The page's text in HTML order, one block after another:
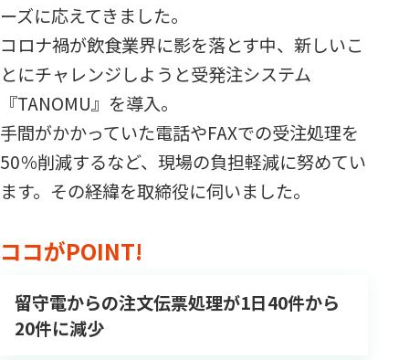
ーズに応えてきました。
コロナ禍が飲食業界に影を落とす中、新しいこ
とにチャレンジしようと受発注システム
『TANOMU』を導入。
手間がかかっていた電話やFAXでの受注処理を
50％削減するなど、現場の負担軽減に努めてい
ます。その経緯を取締役に伺いました。
ココがPOINT!
留守電からの注文伝票処理が1日40件から
20件に減少